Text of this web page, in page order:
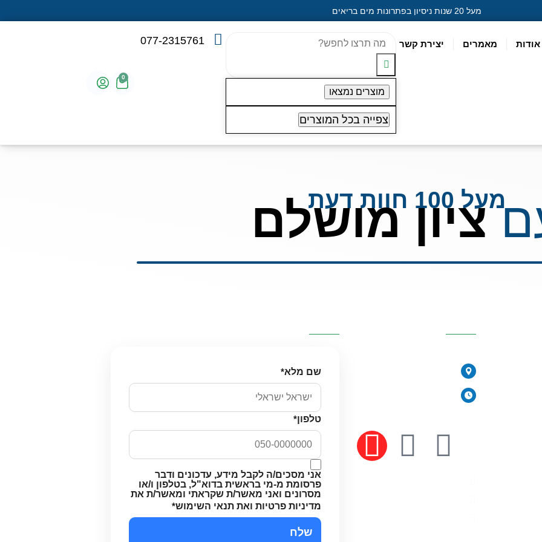
מעל 20 שנות ניסיון בפתרונות מים בריאים
אודות מאמרים יצירת קשר
מוצרים נמצאו
צפייה בכל המוצרים
077-2315761
0
מעל 100 חוות דעת
ציון מושלם
שם מלא*
טלפון*
אני מסכים/ה לקבל מידע, עדכונים ודבר
פרסומת מ-מי בראשית בדוא"ל, בטלפון ו/או
מסרונים ואני מאשר/ת שקראתי ומאשר/ת את
מדיניות פרטיות ואת תנאי השימוש*